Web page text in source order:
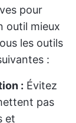
pour
outil mieux
les outils
:
: Évitez
pas
et